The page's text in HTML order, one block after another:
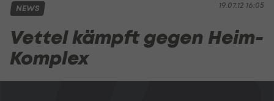
19.07.12 16:05
NEWS
Vettel kämpft gegen Heim-
Komplex